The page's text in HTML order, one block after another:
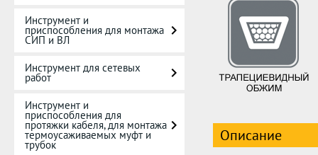
Инструмент и
приспособления для монтажа
СИП и ВЛ
Инструмент для сетевых
работ
Инструмент и
приспособления для
протяжки кабеля, для монтажа
термоусаживаемых муфт и
трубок
Описание